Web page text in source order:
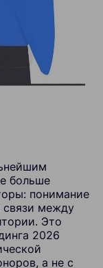
больше
понимание
связи между
Это
2026
а не с